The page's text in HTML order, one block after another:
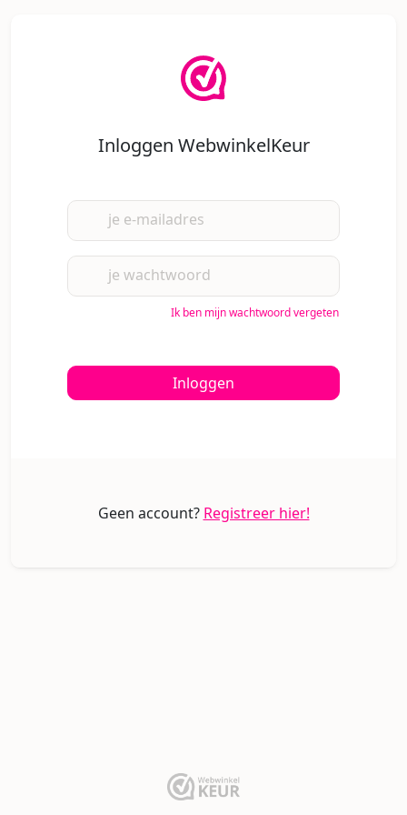
Inloggen WebwinkelKeur
je e-mailadres
je wachtwoord
Ik ben mijn wachtwoord vergeten
Inloggen
Geen account? Registreer hier!